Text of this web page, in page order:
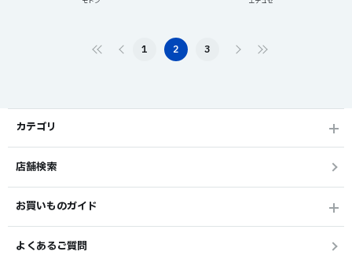
1 2 3
カテゴリ
店舗検索
お買いものガイド
よくあるご質問